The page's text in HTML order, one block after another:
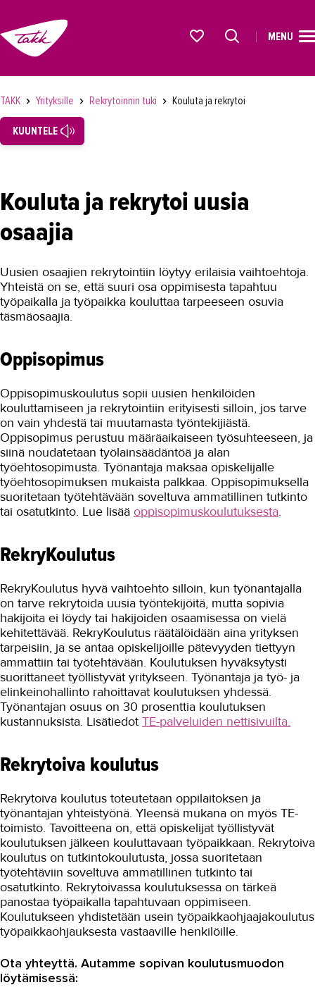
OPISKELIJAKSI
YRITYKSILLE
Henkilöstön kehittäminen
Hae työntekijää
Työssäoppijat
Rekrytointitapahtumat
Perehdyttäminen
Työpaikkaohjaus
Hae yritykselle jatkajaa
Yritysyhteistyö
Referenssit
Tilavuokra
Työelämäpalaute
Ota yhteyttä
TAKK
AJANKOHTAISTA
OMA TAKK
IN ENGLISH
MENU
TAKK Yrityksille Rekrytoinnin tuki Kouluta ja rekrytoi
KUUNTELE
Kouluta ja rekrytoi uusia
osaajia
Uusien osaajien rekrytointiin löytyy erilaisia vaihtoehtoja.
Yhteistä on se, että suuri osa oppimisesta tapahtuu
työpaikalla ja työpaikka kouluttaa tarpeeseen osuvia
täsmäosaajia.
Oppisopimus
Oppisopimuskoulutus sopii uusien henkilöiden
kouluttamiseen ja rekrytointiin erityisesti silloin, jos tarve
on vain yhdestä tai muutamasta työntekijiästä.
Oppisopimus perustuu määräaikaiseen työsuhteeseen, ja
siinä noudatetaan työlainsäädäntöä ja alan
työehtosopimusta. Työnantaja maksaa opiskelijalle
työehtosopimuksen mukaista palkkaa. Oppisopimuksella
suoritetaan työtehtävään soveltuva ammatillinen tutkinto
tai osatutkinto. Lue lisää oppisopimuskoulutuksesta.
RekryKoulutus
RekryKoulutus hyvä vaihtoehto silloin, kun työnantajalla
on tarve rekrytoida uusia työntekijöitä, mutta sopivia
hakijoita ei löydy tai hakijoiden osaamisessa on vielä
kehitettävää. RekryKoulutus räätälöidään aina yrityksen
tarpeisiin, ja se antaa opiskelijoille pätevyyden tiettyyn
ammattiin tai työtehtävään. Koulutuksen hyväksytysti
suorittaneet työllistyvät yritykseen. Työnantaja ja työ- ja
elinkeinohallinto rahoittavat koulutuksen yhdessä.
Työnantajan osuus on 30 prosenttia koulutuksen
kustannuksista. Lisätiedot TE-palveluiden nettisivuilta.
Rekrytoiva koulutus
Rekrytoiva koulutus toteutetaan oppilaitoksen ja
työnantajan yhteistyönä. Yleensä mukana on myös TE-
toimisto. Tavoitteena on, että opiskelijat työllistyvät
koulutuksen jälkeen kouluttavaan työpaikkaan. Rekrytoiva
koulutus on tutkintokoulutusta, jossa suoritetaan
työtehtäviin soveltuva ammatillinen tutkinto tai
osatutkinto. Rekrytoivassa koulutuksessa on tärkeä
panostaa työpaikalla tapahtuvaan oppimiseen.
Koulutukseen yhdistetään usein työpaikkaohjaajakoulutus
työpaikkaohjauksesta vastaaville henkilöille.
Ota yhteyttä. Autamme sopivan koulutusmuodon
löytämisessä: